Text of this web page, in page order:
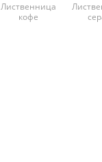
Лиственница
кофе